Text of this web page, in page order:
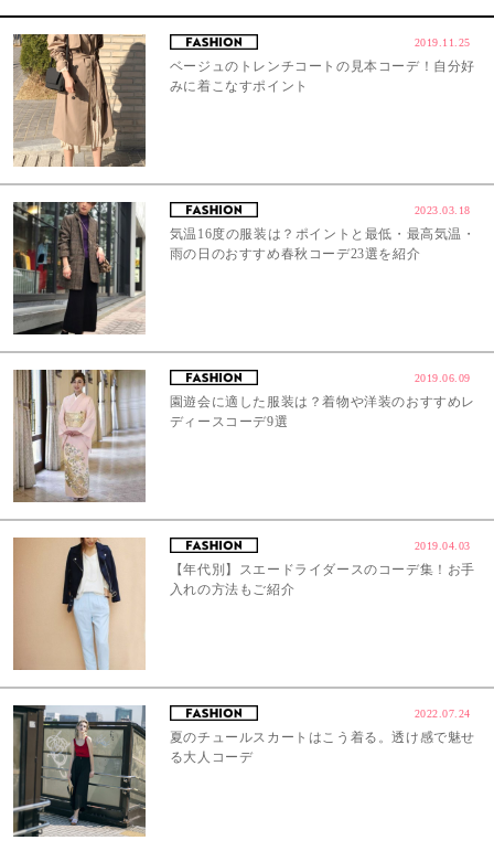
2019.11.25
ベージュのトレンチコートの見本コーデ！自分好
みに着こなすポイント
2023.03.18
気温16度の服装は？ポイントと最低・最高気温・
雨の日のおすすめ春秋コーデ23選を紹介
2019.06.09
園遊会に適した服装は？着物や洋装のおすすめレ
ディースコーデ9選
2019.04.03
【年代別】スエードライダースのコーデ集！お手
入れの方法もご紹介
2022.07.24
夏のチュールスカートはこう着る。透け感で魅せ
る大人コーデ